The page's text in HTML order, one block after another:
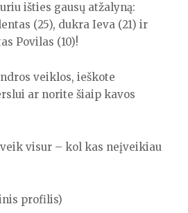
išties gausų atžalyną:
(25), dukra Ieva (21) ir
Povilas (10)!
veiklos, ieškote
ar norite šiaip kavos
visur – kol kas neįveikiau
profilis)